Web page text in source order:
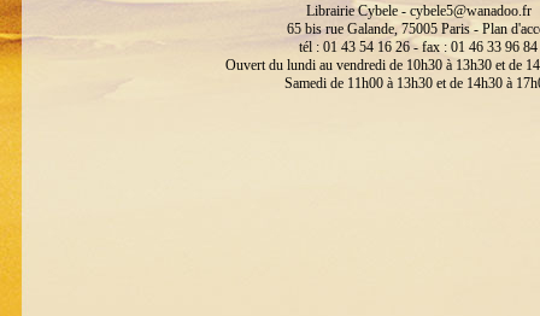
Librairie Cybele - cybele5@wanadoo.fr
65 bis rue Galande, 75005 Paris - Plan
tél : 01 43 54 16 26 - fax : 01 46 33 96 84
Ouvert du lundi au vendredi de 10h30 à 13h30 et de
Samedi de 11h00 à 13h30 et de 14h30 à